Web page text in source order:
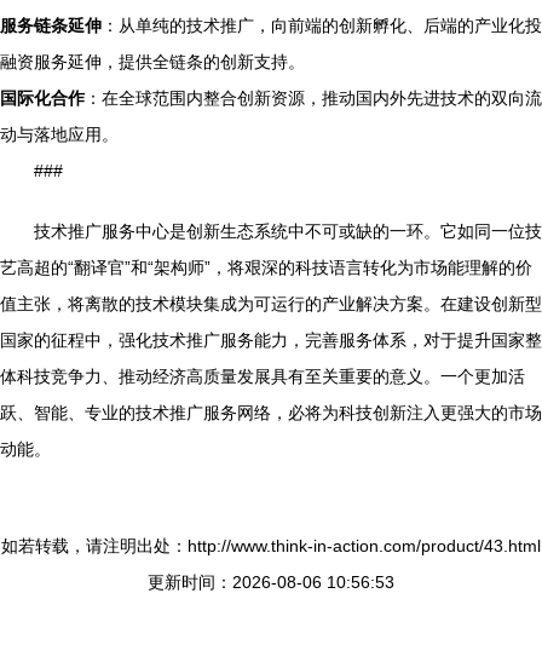
服务链条延伸 ：从单纯的技术推广，向前端的创新孵化、后端的产业化投
融资服务延伸，提供全链条的创新支持。
国际化合作：在全球范围内整合创新资源，推动国内外先进技术的双向流
动与落地应用。
###
技术推广服务中心是创新生态系统中不可或缺的一环。它如同一位技
艺高超的“翻译官”和“架构师”，将艰深的科技语言转化为市场能理解的价
值主张，将离散的技术模块集成为可运行的产业解决方案。在建设创新型
国家的征程中，强化技术推广服务能力，完善服务体系，对于提升国家整
体科技竞争力、推动经济高质量发展具有至关重要的意义。一个更加活
跃、智能、专业的技术推广服务网络，必将为科技创新注入更强大的市场
动能。
如若转载，请注明出处：http://www.think-in-action.com/product/43.html
更新时间：2026-08-06 10:56:53